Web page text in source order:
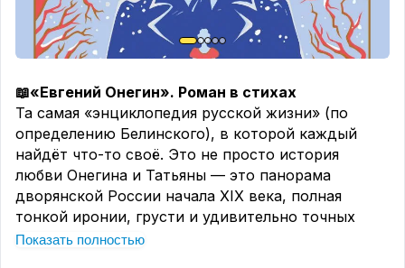
Эта книга — пазл, где каждый фрагмент встает на
свое место в самый неожиданный момент,
заставляя сердце биться чаще. Я бы советовала
сложных чувств и кому хочется одновременно
подумать о вечном и вдоволь посмеяться над
нашей безумной современностью. Это
литература высшей пробы, которая останется в
вашем сердце надолго. Твердая, безоговорочная
рекомендация! ✨📚
📖«Евгений Онегин». Роман в стихах
Та самая «энциклопедия русской жизни» (по
определению Белинского), в которой каждый
найдёт что-то своё. Это не просто история
любви Онегина и Татьяны — это панорама
дворянской России начала XIX века, полная
тонкой иронии, грусти и удивительно точных
психологических наблюдений. Пушкин писал этот
Показать полностью